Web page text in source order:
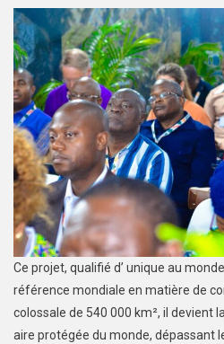
Ce projet, qualifié d’ unique au
référence mondiale en matière de
colossale de 540 000 km², il devient
aire protégée du monde, dépassant